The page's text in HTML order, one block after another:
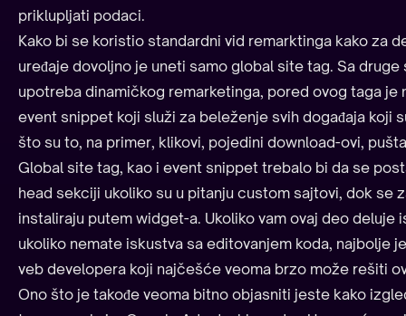
priklupljati podaci.
Kako bi se koristio standardni vid remarktinga kako za
uređaje dovoljno je uneti samo global site tag. Sa druge
upotreba dinamičkog remarketinga, pored ovog taga je
event snippet koji služi za beleženje svih događaja koji
što su to, na primer, klikovi, pojedini download-ovi,
Global site tag, kao i event snippet trebalo bi da se
head sekciji ukoliko su u pitanju custom sajtovi, dok se
instaliraju putem widget-a. Ukoliko vam ovaj deo deluje
ukoliko nemate iskustva sa editovanjem koda, najbolje
veb developera koji najčešće veoma brzo može rešiti
Ono što je takođe veoma bitno objasniti jeste kako